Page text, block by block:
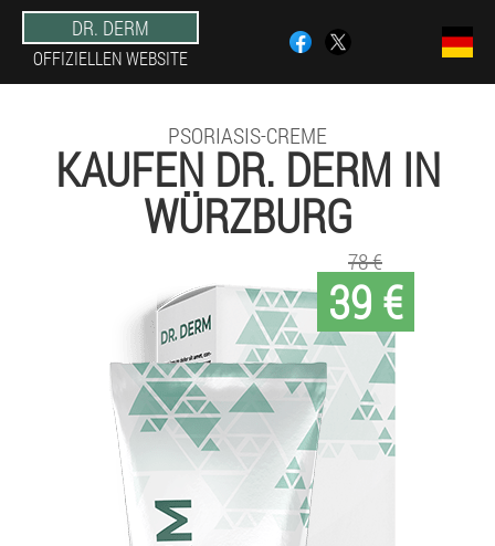
DR. DERM
OFFIZIELLEN WEBSITE
PSORIASIS-CREME
KAUFEN DR. DERM IN
WÜRZBURG
39 €
78 €